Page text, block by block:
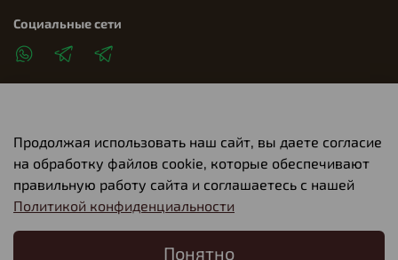
Клиентам
О компании
Социальные сети
Продолжая использовать наш сайт, вы даете согласие
на обработку файлов cookie, которые обеспечивают
правильную работу сайта и соглашаетесь с нашей
Политикой конфиденциальности
Понятно